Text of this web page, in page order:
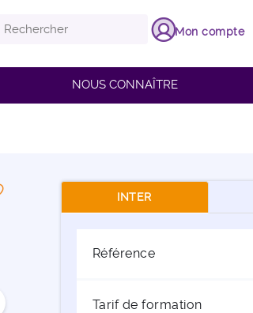
Mon compte
NOUS CONNAÎTRE
INTER
Référence
Tarif de formation